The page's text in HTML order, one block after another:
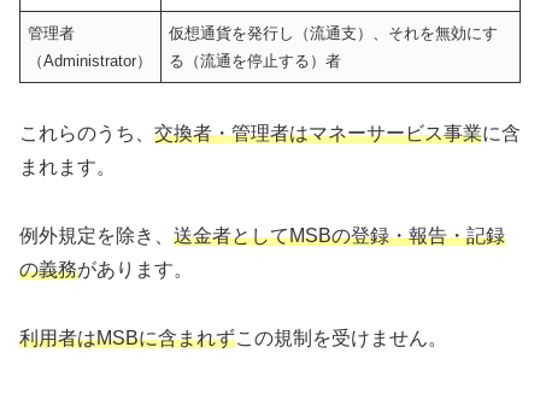
管理者
（Administrator）
仮想通貨を発行し（流通支）、それを無効にす
る（流通を停止する）者
これらのうち、 交換者・管理者はマネーサービス事業に含
まれます。
例外規定を除き、 送金者としてMSBの登録・報告・記録
の義務があります。
利用者はMSBに含まれずこの規制を受けません。